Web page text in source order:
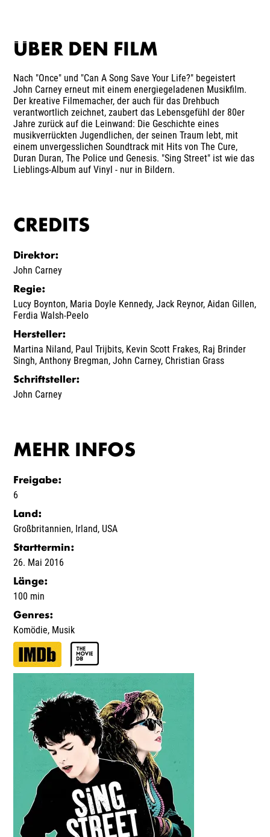
ÜBER DEN FILM
Nach "Once" und "Can A Song Save Your Life?" begeistert
John Carney erneut mit einem energiegeladenen Musikfilm.
Der kreative Filmemacher, der auch für das Drehbuch
verantwortlich zeichnet, zaubert das Lebensgefühl der 80er
Jahre zurück auf die Leinwand: Die Geschichte eines
musikverrückten Jugendlichen, der seinen Traum lebt, mit
einem unvergesslichen Soundtrack mit Hits von The Cure,
Duran Duran, The Police und Genesis. "Sing Street" ist wie das
Lieblings-Album auf Vinyl - nur in Bildern.
CREDITS
Direktor:
John Carney
Regie:
Lucy Boynton, Maria Doyle Kennedy,Jack Reynor,Aidan Gillen,
Ferdia Walsh-Peelo
Hersteller:
Martina Niland, Paul Trijbits, Kevin Scott Frakes, Raj Brinder
Singh,Anthony Bregman,John Carney, Christian Grass
Schriftsteller:
John Carney
MEHR INFOS
Freigabe:
6
Land :
Großbritannien, Irland, USA
Starttermin:
26. Mai 2016
Länge:
100 min
Genres:
Komödie, Musik